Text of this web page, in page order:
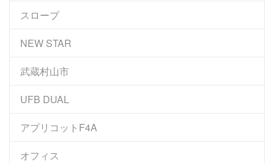
スロープ
NEW STAR
武蔵村山市
UFB DUAL
アプリコットF4A
オフィス